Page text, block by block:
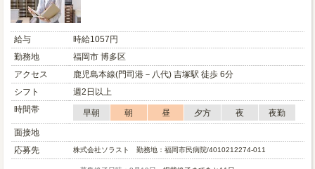
給与
時給1057円
勤務地
福岡市 博多区
アクセス
鹿児島本線(門司港－八代) 吉塚駅 徒歩 6分
シフト
週2日以上
時間帯
早朝 朝 昼 夕方 夜
夜勤
面接地
応募先
株式会社ソラスト 勤務地：福岡市民病院/4010212274-011